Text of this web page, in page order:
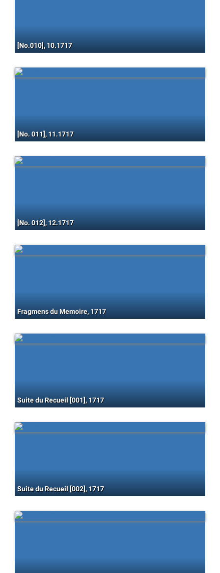
[No.010], 10.1717
[No. 011], 11.1717
[No. 012], 12.1717
Fragmens du Memoire, 1717
Suite du Recueil [001], 1717
Suite du Recueil [002], 1717